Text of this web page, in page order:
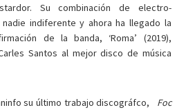
Su combinación de electro-
indiferente y ahora ha llegado la
de la banda, ‘Roma’ (2019),
Santos al mejor disco de música
su último trabajo discográfco,
Foc